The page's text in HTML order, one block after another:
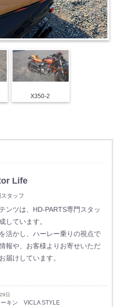
X350-2
Life
タッフ
ンツは、HD-PARTS専門スタッ
しています。
活かし、ハーレー乗りの視点で
報や、お客様よりお寄せいただ
届けしています。
日
キン VICLA STYLE